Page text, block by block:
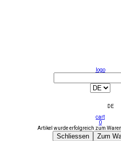
logo
DE
cart
0
Artikel wurde erfolgreich zum
Schliessen Zum